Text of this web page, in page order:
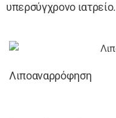
υπερσύγχρονο ιατρείο.
Λιποαναρρόφηση